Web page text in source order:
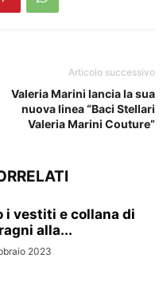
Articolo successivo
Valeria Marini lancia la sua
nuova linea “Baci Stellari
Valeria Marini Couture”
i vestiti e collana di
alla...
2023